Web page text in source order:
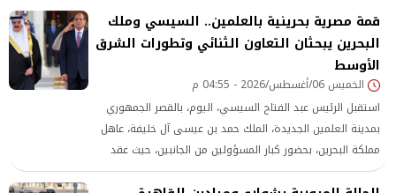
قمة مصرية بحرينية بالعلمين.. السيسي وملك
البحرين يبحثان التعاون الثنائي وتطورات الشرق
الأوسط
الخميس 06/أغسطس/2026 - 04:55 م
استقبل الرئيس عبد الفتاح السيسي، اليوم، بالقصر الجمهوري
بمدينة العلمين الجديدة، الملك حمد بن عيسى آل خليفة، عاهل
مملكة البحرين، بحضور كبار المسؤولين من الجانبين، حيث عقد
الزعيمان جلسة مباحثات أعقبها غداء عمل تكريمًا للعاهل البحريني